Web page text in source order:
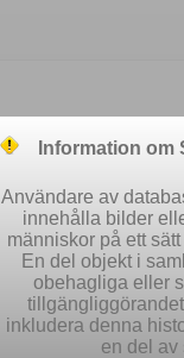
Easy
Information
Användare av
innehålla bilder
människor på ett
En del objekt i
obehagliga eller
inkludera denna
en del av